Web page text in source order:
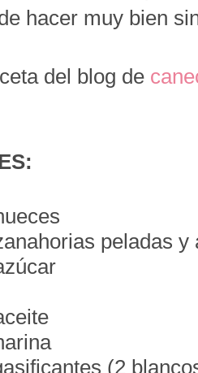
hacer muy bien
del blog de
peladas y
(2